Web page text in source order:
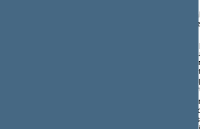
Spalio 27 d., pirmadienį, 10
Jos tikslas – giliau pažvelgti į įvairius
„Vilniaus atgavimas iki
aplinkybėmis, netrukus
užmarščiai kitą svarbią okupaciją ir
tikslu – gaivinti mūsų visų atmintį ir
kad tai kliūtis geriems santykiams
visada malonių istorijos puslapių
konferenciją organizuojantis ir ją
Be jo paties, renginyje
šio krašto okupacijos istoriją, prof.
krašte, Gintautas Ereminas,